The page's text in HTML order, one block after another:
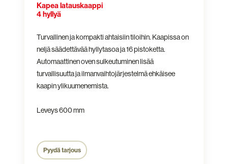
Kapea latauskaappi
4 hyllyä
Turvallinen ja kompakti ahtaisiin tiloihin. Kaapissa on
neljä säädettävää hyllytasoa ja 16 pistoketta.
Automaattinen oven sulkeutuminen lisää
turvallisuutta ja ilmanvaihtojärjestelmä ehkäisee
kaapin ylikuumenemista.
Leveys 600 mm
Pyydä tarjous